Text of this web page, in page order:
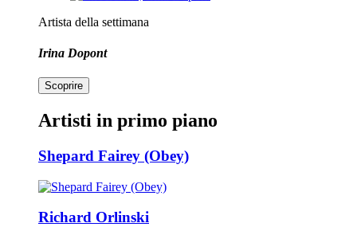
Artista della settimana
Irina Dopont
Scoprire
Artisti in primo piano
Shepard Fairey (Obey)
Richard Orlinski